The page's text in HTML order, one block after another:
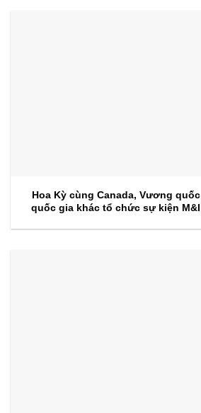
Hoa Kỳ cùng Canada, Vương
quốc gia khác tổ chức sự kiện